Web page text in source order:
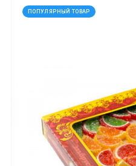
ПОПУЛЯРНЫЙ ТОВАР